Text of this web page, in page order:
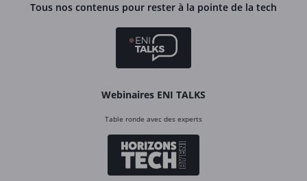
Tous nos contenus pour rester à la pointe de la tech
Webinaires ENI TALKS
Table ronde avec des experts